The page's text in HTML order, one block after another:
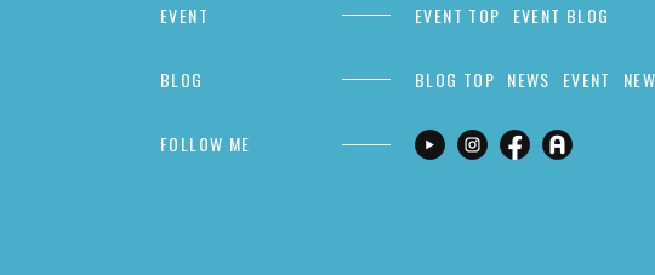
EVENT EVENT TOP EVENT BLOG
BLOG BLOG TOP NEWS EVENT
FOLLOW ME